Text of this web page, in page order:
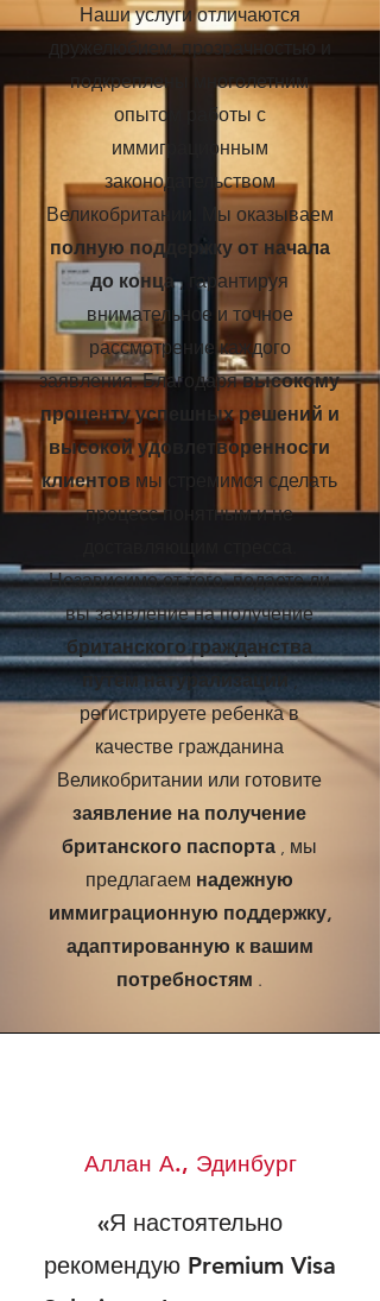
Наши услуги отличаются
дружелюбием, прозрачностью и
подкреплены многолетним
опытом работы с
иммиграционным
законодательством
Великобритании. Мы оказываем
полную поддержку от начала
до конца, гарантируя
внимательное и точное
рассмотрение каждого
заявления. Благодарявысокому
проценту успешных решений и
высокой удовлетворенности
клиентов мы стремимся сделать
процесс понятным и не
доставляющим стресса.
Независимо от того, подаете ли
вы заявление на получение
британского гражданства
путем натурализации,
регистрируете ребенка в
качестве гражданина
Великобритании или готовите
заявление на получение
британского паспорта , мы
предлагаем надежную
иммиграционную поддержку,
адаптированную к вашим
потребностям .
Аллан А., Эдинбург
«Я настоятельно
рекомендую Premium Visa